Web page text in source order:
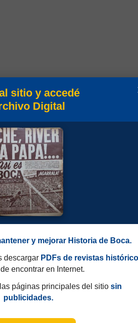
sitio y accedé
Digital
y mejorar Historia de Boca.
descargar PDFs de revistas
encontrar en Internet.
páginas principales del sitio sin
publicidades.